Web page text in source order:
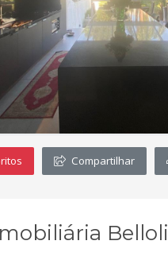
Compartilhar
Belloli